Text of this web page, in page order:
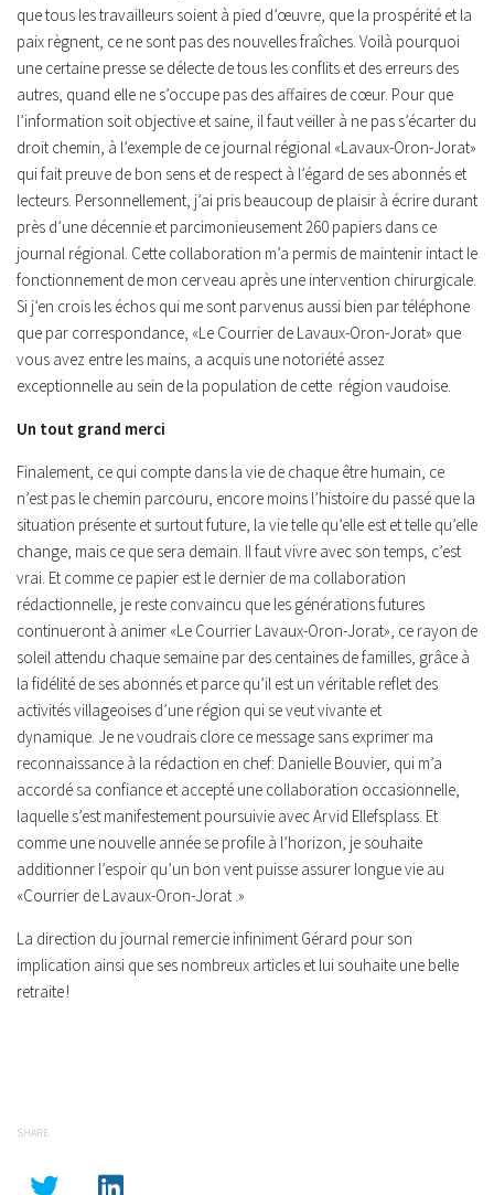
que tous les travailleurs soient à pied d’œuvre, que la prospérité et la
paix règnent, ce ne sont pas des nouvelles fraîches. Voilà pourquoi
une certaine presse se délecte de tous les conflits et des erreurs des
autres, quand elle ne s’occupe pas des affaires de cœur. Pour que
l’information soit objective et saine, il faut veiller à ne pas s’écarter du
droit chemin, à l’exemple de ce journal régional «Lavaux-Oron-Jorat»
qui fait preuve de bon sens et de respect à l’égard de ses abonnés et
lecteurs. Personnellement, j’ai pris beaucoup de plaisir à écrire durant
près d’une décennie et parcimonieusement 260 papiers dans ce
journal régional. Cette collaboration m’a permis de maintenir intact le
fonctionnement de mon cerveau après une intervention chirurgicale.
Si j’en crois les échos qui me sont parvenus aussi bien par téléphone
que par correspondance, «Le Courrier de Lavaux-Oron-Jorat» que
vous avez entre les mains, a acquis une notoriété assez
exceptionnelle au sein de la population de cette région vaudoise.
Un tout grand merci
Finalement, ce qui compte dans la vie de chaque être humain, ce
n’est pas le chemin parcouru, encore moins l’histoire du passé que la
situation présente et surtout future, la vie telle qu’elle est et telle qu’elle
change, mais ce que sera demain. Il faut vivre avec son temps, c’est
vrai. Et comme ce papier est le dernier de ma collaboration
rédactionnelle, je reste convaincu que les générations futures
continueront à animer «Le Courrier Lavaux-Oron-Jorat», ce rayon de
soleil attendu chaque semaine par des centaines de familles, grâce à
la fidélité de ses abonnés et parce qu’il est un véritable reflet des
activités villageoises d’une région qui se veut vivante et
dynamique. Je ne voudrais clore ce message sans exprimer ma
reconnaissance à la rédaction en chef: Danielle Bouvier, qui m’a
accordé sa confiance et accepté une collaboration occasionnelle,
laquelle s’est manifestement poursuivie avec Arvid Ellefsplass. Et
comme une nouvelle année se profile à l’horizon, je souhaite
additionner l’espoir qu’un bon vent puisse assurer longue vie au
«Courrier de Lavaux-Oron-Jorat .»
La direction du journal remercie infiniment Gérard pour son
implication ainsi que ses nombreux articles et lui souhaite une belle
retraite !
SHARE